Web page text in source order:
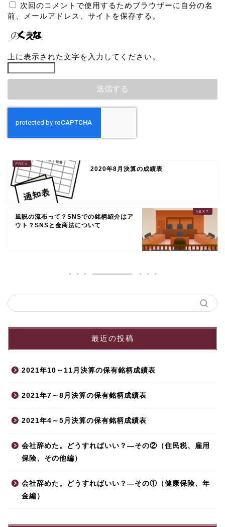
次回のコメントで使用するためブラウザーに自分の名
前、メールアドレス、サイトを保存する。
上に表示された文字を入力してください。
2020年8月決算の成績表
風説の流布って？SNSでの銘柄紹介はア
ウト？SNSと金商法について
最近の投稿
2021年10～11月決算の保有銘柄成績表
2021年7～8月決算の保有銘柄成績表
2021年4～5月決算の保有銘柄成績表
会社辞めた。どうすればいい？—その②（住民税、雇用
保険、その他編）
会社辞めた。どうすればいい？—その①（健康保険、年
金編）